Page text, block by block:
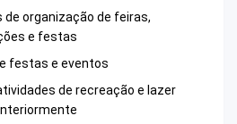
de organização de feiras,
e festas
festas e eventos
de recreação e lazer